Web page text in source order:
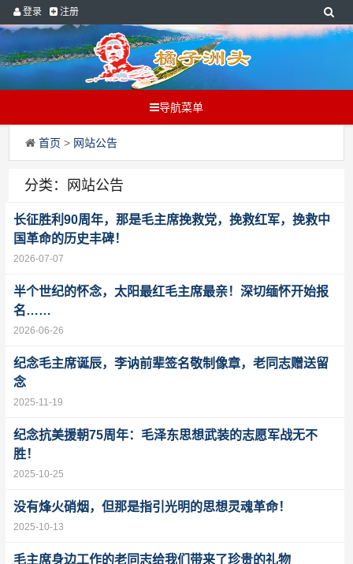
登录 注册
导航菜单
首页 > 网站公告
分类：网站公告
长征胜利90周年，那是毛主席挽救党，挽救红军，挽救中
国革命的历史丰碑！
2026-07-07
半个世纪的怀念，太阳最红毛主席最亲！深切缅怀开始报
名……
2026-06-26
纪念毛主席诞辰，李讷前辈签名敬制像章，老同志赠送留
念
2025-11-19
纪念抗美援朝75周年：毛泽东思想武装的志愿军战无不
胜！
2025-10-25
没有烽火硝烟，但那是指引光明的思想灵魂革命！
2025-10-13
毛主席身边工作的老同志给我们带来了珍贵的礼物